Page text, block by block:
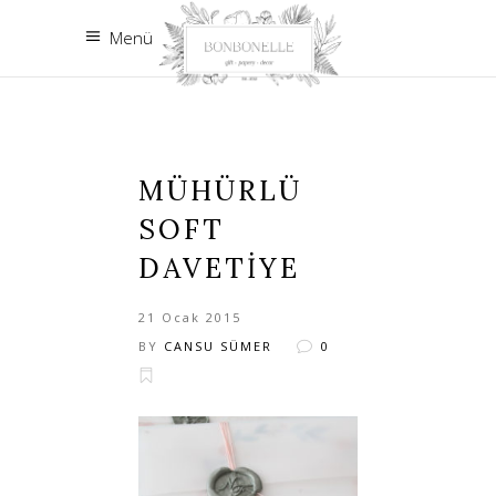
Menü
MÜHÜRLÜ
SOFT
DAVETIYE
21 Ocak 2015
BY CANSU SÜMER 0